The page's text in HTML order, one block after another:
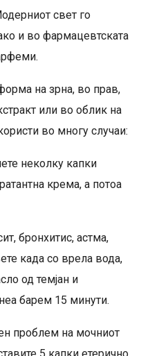
свет го
и во фармацевтската
на зрна, во прав,
или во облик на
во многу случаи:
неколку капки
крема, а потоа
бронхитис, астма,
када со врела вода,
од темјан и
барем 15 минути.
проблем на мочниот